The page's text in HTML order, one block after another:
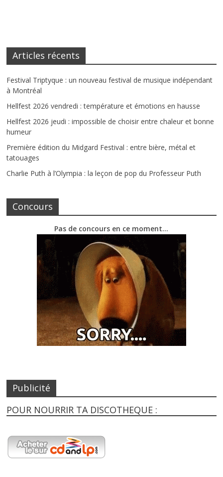
Articles récents
Festival Triptyque : un nouveau festival de musique indépendant
à Montréal
Hellfest 2026 vendredi : température et émotions en hausse
Hellfest 2026 jeudi : impossible de choisir entre chaleur et bonne
humeur
Première édition du Midgard Festival : entre bière, métal et
tatouages
Charlie Puth à l’Olympia : la leçon de pop du Professeur Puth
Concours
Pas de concours en ce moment…
Publicité
POUR NOURRIR TA DISCOTHEQUE :